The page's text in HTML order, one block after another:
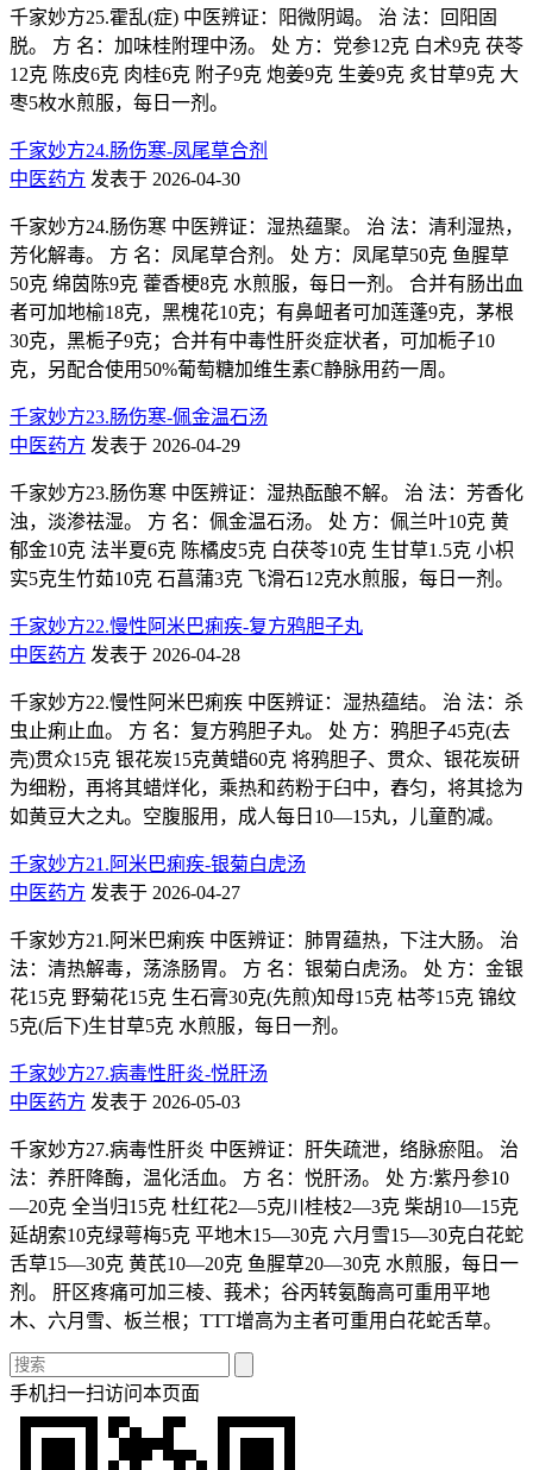
千家妙方25.霍乱(症) 中医辨证：阳微阴竭。 治 法：回阳固
脱。 方 名：加味桂附理中汤。 处 方：党参12克 白术9克 茯苓
12克 陈皮6克 肉桂6克 附子9克 炮姜9克 生姜9克 炙甘草9克 大
枣5枚水煎服，每日一剂。
千家妙方24.肠伤寒-凤尾草合剂
中医药方 发表于 2026-04-30
千家妙方24.肠伤寒 中医辨证：湿热蕴聚。 治 法：清利湿热，
芳化解毒。 方 名：凤尾草合剂。 处 方：凤尾草50克 鱼腥草
50克 绵茵陈9克 藿香梗8克 水煎服，每日一剂。 合并有肠出血
者可加地榆18克，黑槐花10克；有鼻衄者可加莲蓬9克，茅根
30克，黑栀子9克；合并有中毒性肝炎症状者，可加栀子10
克，另配合使用50%葡萄糖加维生素C静脉用药一周。
千家妙方23.肠伤寒-佩金温石汤
中医药方 发表于 2026-04-29
千家妙方23.肠伤寒 中医辨证：湿热酝酿不解。 治 法：芳香化
浊，淡渗祛湿。 方 名：佩金温石汤。 处 方：佩兰叶10克 黄
郁金10克 法半夏6克 陈橘皮5克 白茯苓10克 生甘草1.5克 小枳
实5克生竹茹10克 石菖蒲3克 飞滑石12克水煎服，每日一剂。
千家妙方22.慢性阿米巴痢疾-复方鸦胆子丸
中医药方 发表于 2026-04-28
千家妙方22.慢性阿米巴痢疾 中医辨证：湿热蕴结。 治 法：杀
虫止痢止血。 方 名：复方鸦胆子丸。 处 方：鸦胆子45克(去
壳)贯众15克 银花炭15克黄蜡60克 将鸦胆子、贯众、银花炭研
为细粉，再将其蜡烊化，乘热和药粉于臼中，舂匀，将其捻为
如黄豆大之丸。空腹服用，成人每日10—15丸，儿童酌减。
千家妙方21.阿米巴痢疾-银菊白虎汤
中医药方 发表于 2026-04-27
千家妙方21.阿米巴痢疾 中医辨证：肺胃蕴热，下注大肠。 治
法：清热解毒，荡涤肠胃。 方 名：银菊白虎汤。 处 方：金银
花15克 野菊花15克 生石膏30克(先煎)知母15克 枯芩15克 锦纹
5克(后下)生甘草5克 水煎服，每日一剂。
千家妙方27.病毒性肝炎-悦肝汤
中医药方 发表于 2026-05-03
千家妙方27.病毒性肝炎 中医辨证：肝失疏泄，络脉瘀阻。 治
法：养肝降酶，温化活血。 方 名：悦肝汤。 处 方:紫丹参10
—20克 全当归15克 杜红花2—5克川桂枝2—3克 柴胡10—15克
延胡索10克绿萼梅5克 平地木15—30克 六月雪15—30克白花蛇
舌草15—30克 黄芪10—20克 鱼腥草20—30克 水煎服，每日一
剂。 肝区疼痛可加三棱、莪术；谷丙转氨酶高可重用平地
木、六月雪、板兰根；TTT增高为主者可重用白花蛇舌草。
手机扫一扫访问本页面